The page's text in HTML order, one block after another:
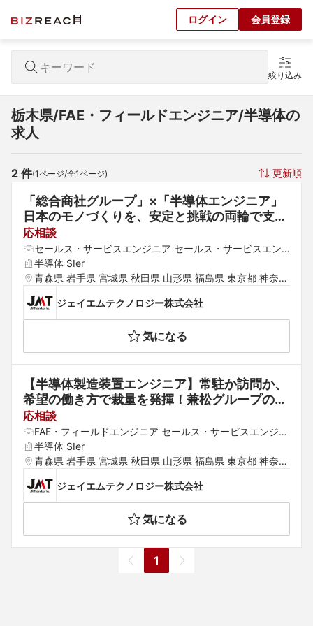
ログイン 会員登録
絞り込み
栃木県/FAE・フィールドエンジニア/半導体の
求人
2 件(1ページ/全1ページ) 更新順
「総合商社グループ」×「半導体エンジニア」
日本のモノづくりを、安定と挑戦の両輪で支え
るプロになる。
応相談
セールス・サービスエンジニア セールス・サービスエン
ジニア FAE・フィールドエンジニア
半導体 SIer
青森県 岩手県 宮城県 秋田県 山形県 福島県 東京都 神奈川
阜県 三重県 山梨県 新潟県 石川県 福井県 長野県 大阪府
京都府 兵庫県 滋賀県 奈良県 和歌山県 鳥取県 島根県 岡
山県 広島県 山口県 徳島県 香川県 愛媛県 高知県 福岡県
佐賀県 長崎県 熊本県 大分県 宮崎県 鹿児島県
ジェイエムテクノロジー株式会社
気になる
【半導体製造装置エンジニア】常駐か訪問か、
希望の働き方で裁量を発揮！兼松グループの基
盤で「現場のプロ」として活躍しませんか？
応相談
FAE・フィールドエンジニア セールス・サービスエンジニ
ア セールス・サービスエンジニア
半導体 SIer
青森県 岩手県 宮城県 秋田県 山形県 福島県 東京都 神奈川
阜県 三重県 山梨県 新潟県 石川県 福井県 長野県 大阪府
京都府 兵庫県 滋賀県 奈良県 和歌山県 鳥取県 島根県 岡
山県 広島県 山口県 徳島県 香川県 愛媛県 高知県 福岡県
佐賀県 長崎県 熊本県 大分県 宮崎県 鹿児島県
ジェイエムテクノロジー株式会社
気になる
1